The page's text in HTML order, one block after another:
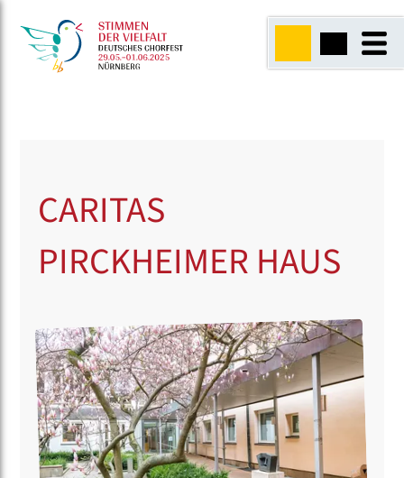
CARITAS
PIRCKHEIMER HAUS